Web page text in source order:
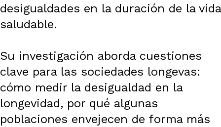
desigualdades en la duración de la vida
saludable.
Su investigación aborda cuestiones
clave para las sociedades longevas:
cómo medir la desigualdad en la
longevidad, por qué algunas
poblaciones envejecen de forma más